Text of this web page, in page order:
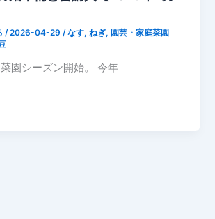
/2026-04-29 /なす,ねぎ, 園芸・家庭菜園
園シーズン開始。 今年